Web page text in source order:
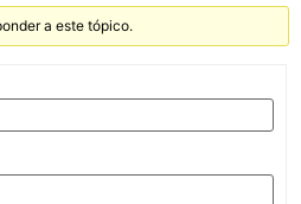
a este tópico.